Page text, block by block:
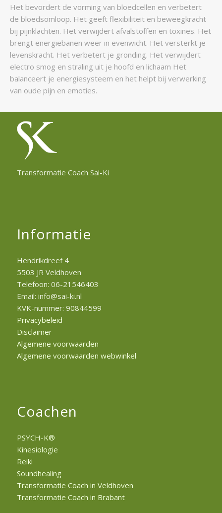
Het bevordert de vorming van bloedcellen en verbetert
de bloedsomloop. Het geeft flexibiliteit en beweegkracht
bij pijnklachten. Het verwijdert afvalstoffen en toxines. Het
brengt energiebanen weer in evenwicht. Het versterkt je
levenskracht. Het verbetert je gronding. Het verwijdert
electro smog en straling uit je hoofd en lichaam Het
balanceert je energiesysteem en het helpt bij verwerking
van oude pijn en emoties.
Transformatie Coach Sai-Ki
Informatie
Hendrikdreef 4
5503 JR Veldhoven
Telefoon: 06-21546403
Email: info@sai-ki.nl
KVK-nummer: 90844599
Privacybeleid
Disclaimer
Algemene voorwaarden
Algemene voorwaarden webwinkel
Coachen
PSYCH-K®
Kinesiologie
Reiki
Soundhealing
Transformatie Coach in Veldhoven
Transformatie Coach in Brabant